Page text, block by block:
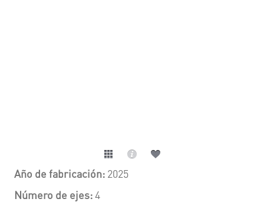
Año de fabricación: 2025
Número de ejes:4